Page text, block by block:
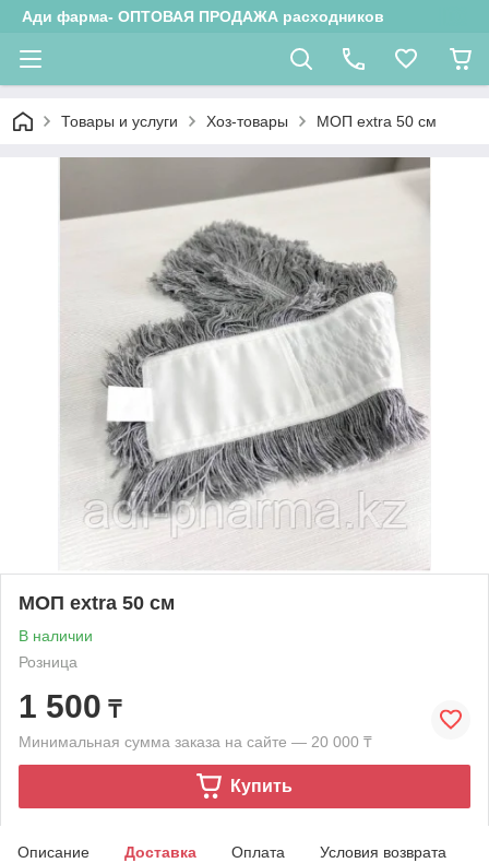
Ади фарма- ОПТОВАЯ ПРОДАЖА расходников
Товары и услуги Хоз-товары МОП extra 50 см
МОП extra 50 см
В наличии
Розница
1 500 ₸
Минимальная сумма заказа на сайте — 20 000 ₸
Купить
Описание Доставка Оплата Условия возврата